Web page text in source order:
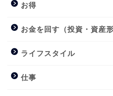
お得
お金を回す（投資・資産形
ライフスタイル
仕事